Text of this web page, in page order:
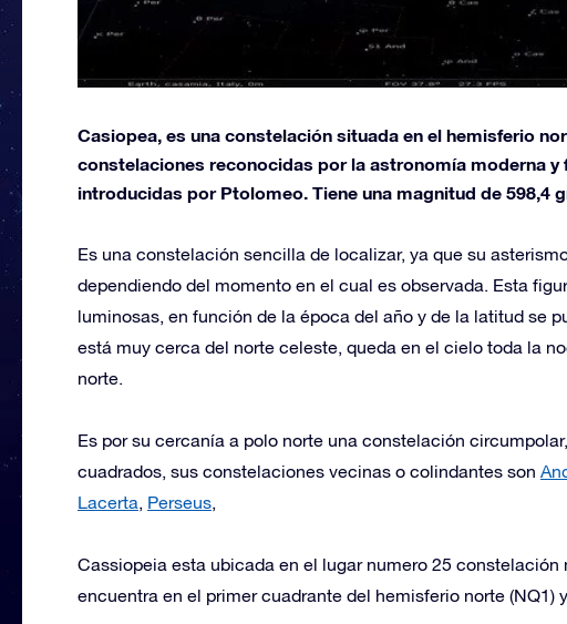
Casiopea, es una constelación situada en el hemisferio
constelaciones reconocidas por la astronomía moderna
introducidas por Ptolomeo. Tiene una magnitud de 598,4
Es una constelación sencilla de localizar, ya que su
dependiendo del momento en el cual es observada. Esta
luminosas, en función de la época del año y de la latitud se
está muy cerca del norte celeste, queda en el cielo toda la
norte.
Es por su cercanía a polo norte una constelación
cuadrados, sus constelaciones vecinas o colindantes son
Lacerta, Perseus,
Cassiopeia esta ubicada en el lugar numero 25
encuentra en el primer cuadrante del hemisferio norte (NQ1)